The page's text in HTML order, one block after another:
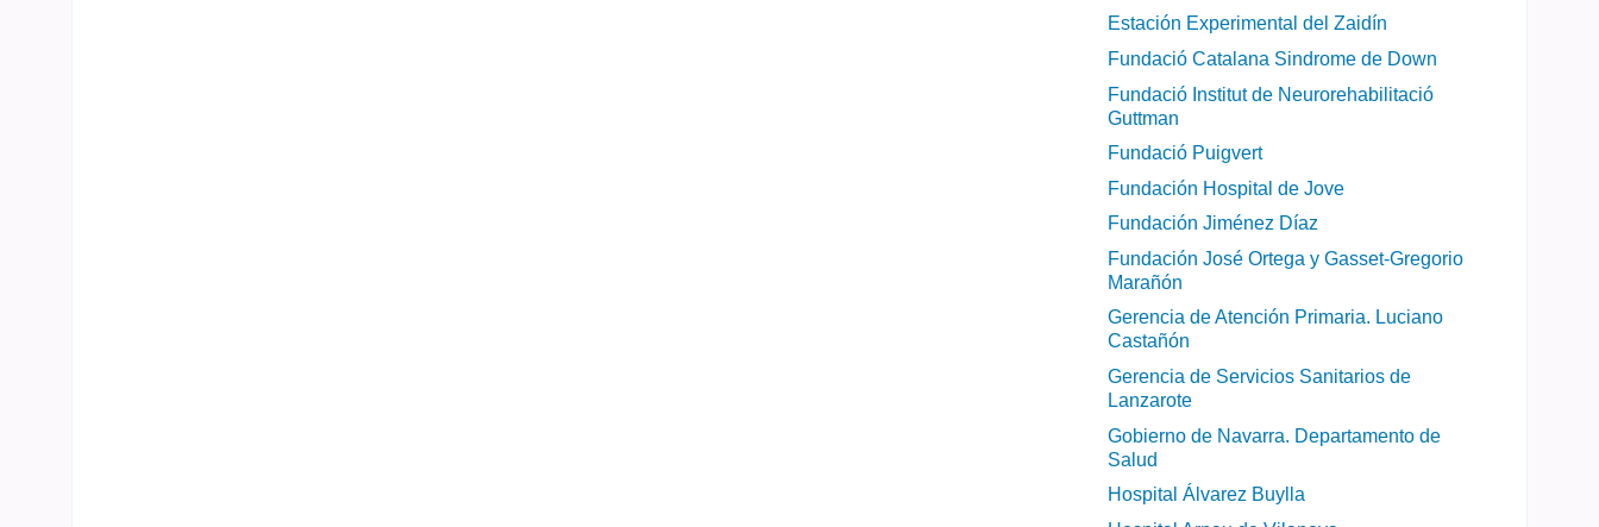
Estación Experimental del Zaidín
Fundació Catalana Sindrome de Down
Fundació Institut de Neurorehabilitació
Guttman
Fundació Puigvert
Fundación Hospital de Jove
Fundación Jiménez Díaz
Fundación José Ortega y Gasset-Gregorio
Marañón
Gerencia de Atención Primaria. Luciano
Castañón
Gerencia de Servicios Sanitarios de
Lanzarote
Gobierno de Navarra. Departamento de
Salud
Hospital Álvarez Buylla